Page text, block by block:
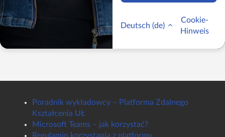
Deutsch ‎(de)‎
Cookie-
Hinweis
Poradnik wykładowcy – Platforma Zdalnego
Kształcenia UŁ
Microsoft Teams – jak korzystać?